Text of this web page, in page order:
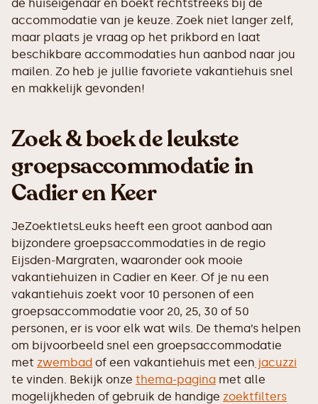
de huiseigenaar en boekt rechtstreeks bij de
accommodatie van je keuze. Zoek niet langer zelf,
maar plaats je vraag op het prikbord en laat
beschikbare accommodaties hun aanbod naar jou
mailen. Zo heb je jullie favoriete vakantiehuis snel
en makkelijk gevonden!
Zoek & boek de leukste
groepsaccommodatie in
Cadier en Keer
JeZoektIetsLeuks heeft een groot aanbod aan
bijzondere groepsaccommodaties in de regio
Eijsden-Margraten, waaronder ook mooie
vakantiehuizen in Cadier en Keer. Of je nu een
vakantiehuis zoekt voor 10 personen of een
groepsaccommodatie voor 20, 25, 30 of 50
personen, er is voor elk wat wils. De thema’s helpen
om bijvoorbeeld snel een groepsaccommodatie
met zwembad of een vakantiehuis met een jacuzzi
te vinden. Bekijk onze thema-pagina met alle
mogelijkheden of gebruik de handige zoektfilters